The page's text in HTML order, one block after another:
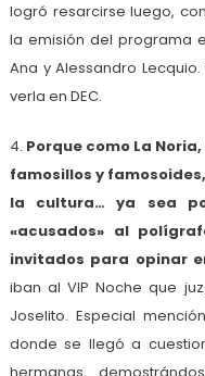
logró resarcirse luego,
la emisión del programa
Ana y Alessandro
verla en DEC.
4. Porque como La
famosillos y
la cultura… ya sea
«acusados» al
invitados para opinar
iban al VIP Noche que
Joselito. Especial
donde se llegó a